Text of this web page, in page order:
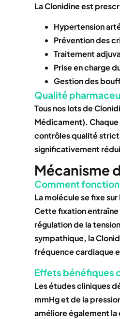
La Clonidine est
Hypertension
Prévention des
Traitement
Prise en charge
Gestion des
Qualité
Tous nos lots de
Médicament).
contrôles qualité
significativement
Mécanisme
Comment
La molécule se fixe
Cette fixation entraîne
régulation de la
sympathique, la
fréquence cardiaque
Effets bénéfiques
Les études cliniques
mmHg et de la
améliore également